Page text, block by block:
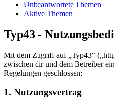
Unbeantwortete Themen
Aktive Themen
Typ43 -
Mit dem Zugriff auf „Typ43“
zwischen dir und dem Betreiber
Regelungen geschlossen:
1. Nutzungsvertrag